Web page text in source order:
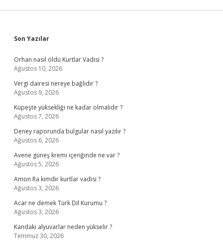
Sidebar
Son Yazılar
Orhan nasıl öldü Kurtlar Vadisi ?
Ağustos 10, 2026
Vergi dairesi nereye bağlıdır ?
Ağustos 9, 2026
Küpeşte yüksekliği ne kadar olmalıdır ?
Ağustos 7, 2026
Deney raporunda bulgular nasıl yazılır ?
Ağustos 6, 2026
Avene güneş kremi içeriğinde ne var ?
Ağustos 5, 2026
Amon Ra kimdir kurtlar vadisi ?
Ağustos 3, 2026
Acar ne demek Türk Dil Kurumu ?
Ağustos 3, 2026
Kandaki alyuvarlar neden yükselir ?
Temmuz 30, 2026